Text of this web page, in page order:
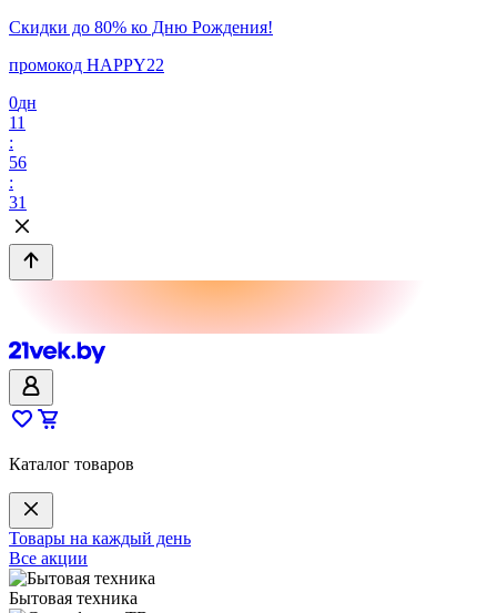
Скидки до 80% ко Дню Рождения!
промокод HAPPY22
0дн
11
:
56
:
31
Каталог товаров
Товары на каждый день
Все акции
Бытовая техника